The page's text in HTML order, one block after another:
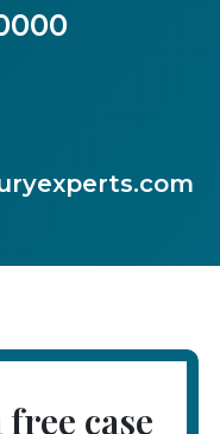
case